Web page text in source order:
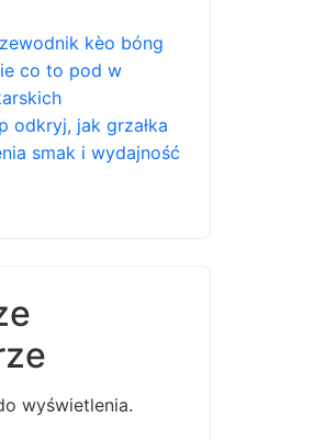
kèo bóng
co to pod w
odkryj, jak grzałka
smak i wydajność
wyświetlenia.